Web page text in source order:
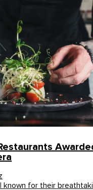
known for their